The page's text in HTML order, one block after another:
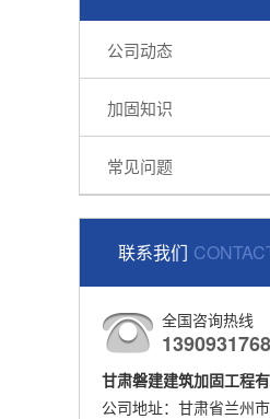
公司动态
加固知识
常见问题
联系我们
全国咨询热线
甘肃磐建建筑加固工程
公司地址：甘肃省兰州